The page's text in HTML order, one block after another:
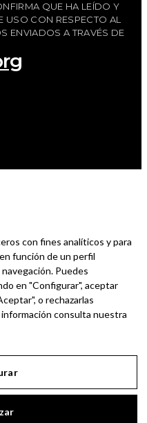
QUE HA LEÍDO Y
USO CON RESPECTO AL
ENVIADOS A TRAVÉS DE
profesionales de una
que hace cada día
BUSCAR
y presiona
con fines analíticos y para
función de un perfil
Puedes
en "Configurar", aceptar
o rechazarlas
información consulta nuestra